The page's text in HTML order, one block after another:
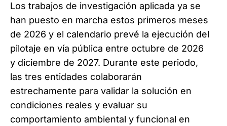
Los trabajos de investigación aplicada ya se
han puesto en marcha estos primeros meses
de 2026 y el calendario prevé la ejecución del
pilotaje en vía pública entre octubre de 2026
y diciembre de 2027. Durante este periodo,
las tres entidades colaborarán
estrechamente para validar la solución en
condiciones reales y evaluar su
comportamiento ambiental y funcional en